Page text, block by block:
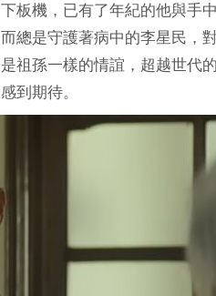
板機，已有了年紀的他與手
總是守護著病中的李星民，
祖孫一樣的情誼，超越世代
到期待。